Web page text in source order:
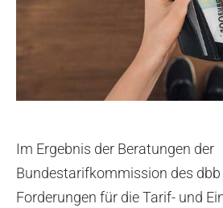
Im Ergebnis der Beratungen der
Bundestarifkommission des dbb
Forderungen für die Tarif- und